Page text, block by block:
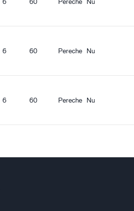
6 60 Pereche Nu
6 60 Pereche Nu